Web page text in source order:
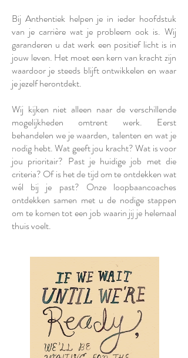
Bij Anthentiek helpen je in ieder hoofdstuk
van je carrière wat je probleem ook is. Wij
garanderen u dat werk een positief licht is in
jouw leven. Het moet een kern van kracht zijn
waardoor je steeds blijft ontwikkelen en waar
je jezelf herontdekt.
Wij kijken niet alleen naar de verschillende
mogelijkheden omtrent werk. Eerst
behandelen we je waarden, talenten en wat je
nodig hebt. Wat geeft jou kracht? Wat is voor
jou prioritair? Past je huidige job met die
criteria? Of is het de tijd om te ontdekken wat
wél bij je past? Onze loopbaancoaches
ontdekken samen met u de nodige stappen
om te komen tot een job waarin jij je helemaal
thuis voelt.